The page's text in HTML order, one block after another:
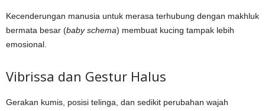
Kecenderungan manusia untuk merasa terhubung dengan makhluk
bermata besar (baby schema) membuat kucing tampak lebih
emosional.
Vibrissa dan Gestur Halus
Gerakan kumis, posisi telinga, dan sedikit perubahan wajah